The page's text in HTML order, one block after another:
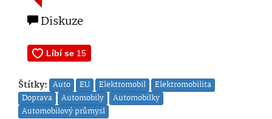
Diskuze
Štítky: Auto EU Elektromobil
Elektromobilita
Doprava
Automobily
Automobilky
Automobilový průmysl